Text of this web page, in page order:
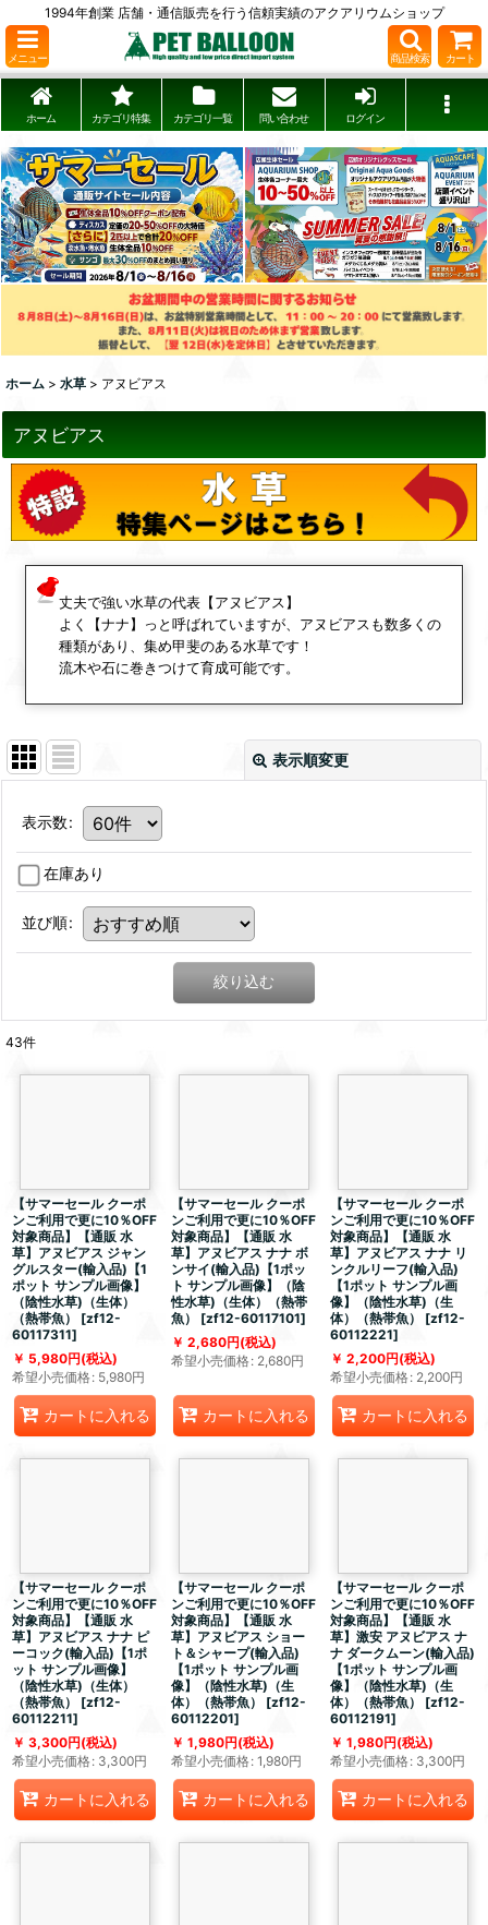
1994年創業 店舗・通信販売を行う信頼実績のアクアリウムショップ
メニュー 商品検索 カート
ホーム カテゴリ特集 カテゴリ一覧 問い合わせ ログイン
ホーム > 水草 > アヌビアス
アヌビアス
丈夫で強い水草の代表【アヌビアス】
よく【ナナ】っと呼ばれていますが、アヌビアスも数多くの
種類があり、集め甲斐のある水草です！
流木や石に巻きつけて育成可能です。
表示順変更
表示数:
在庫あり
並び順:
絞り込む
43件
【サマーセール クーポ
ンご利用で更に10％OFF
対象商品】【通販 水
草】アヌビアス ジャン
グルスター(輸入品)【1
ポット サンプル画像】
（陰性水草)（生体）
（熱帯魚）
[zf12-
60117311]
5,980円(税込)
希望小売価格: 5,980円
カートに入れる
【サマーセール クーポ
ンご利用で更に10％OFF
対象商品】【通販 水
草】アヌビアス ナナ ボ
ンサイ(輸入品)【1ポッ
ト サンプル画像】（陰
性水草)（生体）（熱帯
魚）
[zf12-60117101]
2,680円(税込)
希望小売価格: 2,680円
カートに入れる
【サマーセール クーポ
ンご利用で更に10％OFF
対象商品】【通販 水
草】アヌビアス ナナ リ
ンクルリーフ(輸入品)
【1ポット サンプル画
像】（陰性水草)（生
体）（熱帯魚）
[zf12-
60112221]
2,200円(税込)
希望小売価格: 2,200円
カートに入れる
【サマーセール クーポ
ンご利用で更に10％OFF
対象商品】【通販 水
草】アヌビアス ナナ ピ
ーコック(輸入品)【1ポ
ット サンプル画像】
（陰性水草)（生体）
（熱帯魚）
[zf12-
60112211]
3,300円(税込)
希望小売価格: 3,300円
カートに入れる
【サマーセール クーポ
ンご利用で更に10％OFF
対象商品】【通販 水
草】アヌビアス ショー
ト＆シャープ(輸入品)
【1ポット サンプル画
像】（陰性水草)（生
体）（熱帯魚）
[zf12-
60112201]
1,980円(税込)
希望小売価格: 1,980円
カートに入れる
【サマーセール クーポ
ンご利用で更に10％OFF
対象商品】【通販 水
草】激安 アヌビアス ナ
ナ ダークムーン(輸入品)
【1ポット サンプル画
像】（陰性水草)（生
体）（熱帯魚）
[zf12-
60112191]
1,980円(税込)
希望小売価格: 3,300円
カートに入れる